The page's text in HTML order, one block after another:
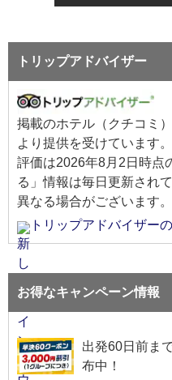
トリップアドバイザー
掲載のホテル（クチコミ
より提供を受けています。
評価は2026年8月2日 時点
る」情報は毎日更新され
異なる場合がございます。
トリップアドバイザー
お得なキャンペーン情報
出発60日前ま
布中！